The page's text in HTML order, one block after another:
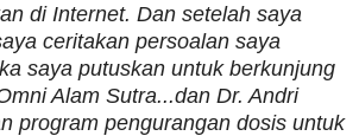
di Internet. Dan setelah saya
ceritakan persoalan saya
saya putuskan untuk berkunjung
Alam Sutra...dan Dr. Andri
program pengurangan dosis untuk